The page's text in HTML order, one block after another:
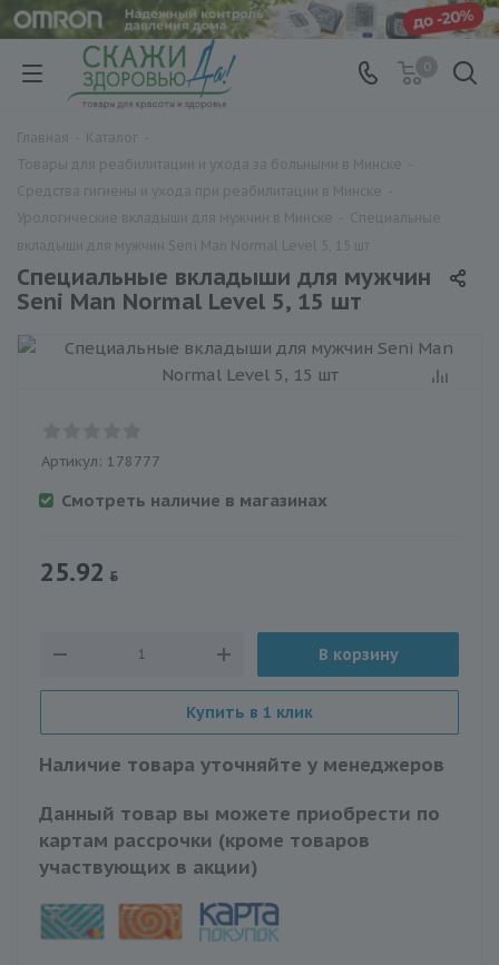
Cпециальные вкладыши для мужчин
Seni Man Normal Level 5, 15 шт
Артикул: 178777
Смотреть наличие в магазинах
25.92
В корзину
Купить в 1 клик
Наличие товара уточняйте у менеджеров
Данный товар вы можете приобрести по
картам рассрочки (кроме товаров
участвующих в акции)